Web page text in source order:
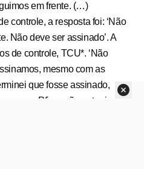
em frente. (…)
controle, a resposta foi: ‘Não
Não deve ser assinado’. A
de controle, TCU*. ‘Não
mesmo com as
que fosse assinado,
a Pfizer não entraria